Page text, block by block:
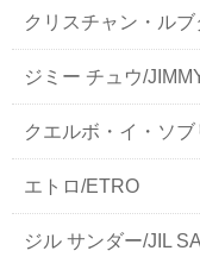
クリスチャン・ル
ジミー チュウ/
クエルボ・イ・ソ
エトロ/ETRO
ジル サンダー/JIL